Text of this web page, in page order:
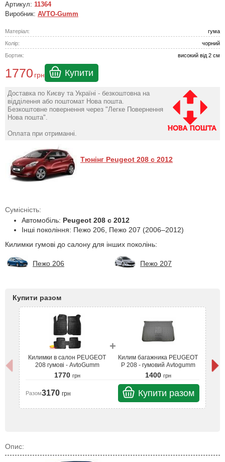
Артикул: 11364
Виробник: AVTO-Gumm
Матеріал:
гума
Колір:
чорний
Бортик:
високий від 2 см
1770 грн Купити
Доставка по Києву та Україні - безкоштовна на
відділення або поштомат Нова пошта.
Безкоштовне повернення через "Легке Повернення
Нова пошта".
Оплата при отриманні.
Тюнінг Peugeot 208 с 2012
Сумісність:
Автомобіль: Peugeot 208 с 2012
Інші покоління: Пежо 206, Пежо 207 (2006–2012)
Килимки гумові до салону для інших поколінь:
Пежо 206 Пежо 207
Купити разом
Килимки в салон PEUGEOT
208 гумові - AvtoGumm
1770 грн
+
Килим багажника PEUGEOT
P 208 - гумовий Avtogumm
1400 грн
Разом3170 грн Купити разом
Опис: